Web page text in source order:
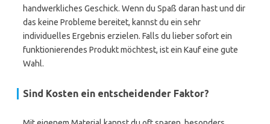
handwerkliches Geschick. Wenn du Spaß daran hast und dir
das keine Probleme bereitet, kannst du ein sehr
individuelles Ergebnis erzielen. Falls du lieber sofort ein
funktionierendes Produkt möchtest, ist ein Kauf eine gute
Wahl.
Sind Kosten ein entscheidender Faktor?